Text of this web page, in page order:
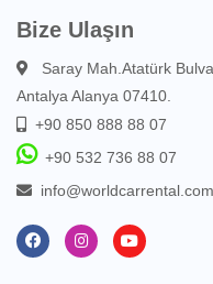
Bize Ulaşın
Saray Mah.Atatürk
Antalya Alanya 07410.
+90 850 888 88 07
+90 532 736 88 07
info@worldcarrental.com